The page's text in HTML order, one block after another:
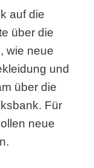
auf die
über die
wie neue
und
über die
Für
neue